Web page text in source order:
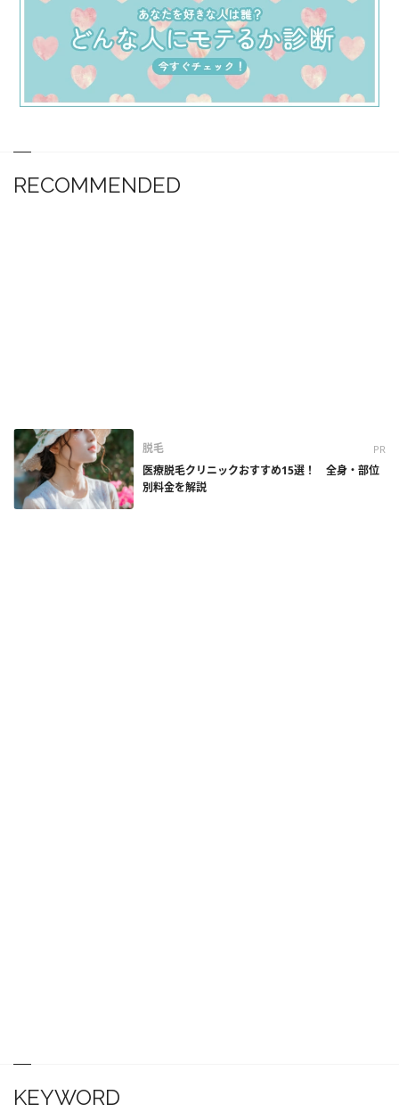
RECOMMENDED
脱毛 PR
医療脱毛クリニックおすすめ15選！ 全身・部位
別料金を解説
KEYWORD